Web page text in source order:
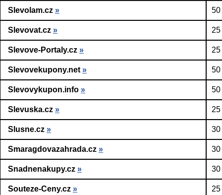
Slevolam.cz » 50
Slevovat.cz »
Slevove-Portaly.cz »
Slevovekupony.net » 50
Slevovykupon.info » 50
Slevuska.cz »
Slusne.cz » 30
Smaragdovazahrada.cz » 30
Snadnenakupy.cz » 30
Souteze-Ceny.cz »